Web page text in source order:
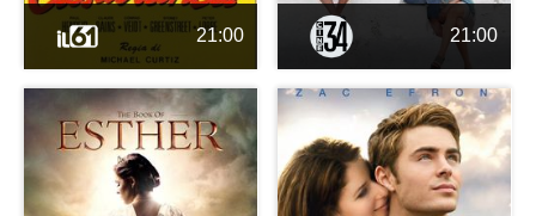
21:00 21:00